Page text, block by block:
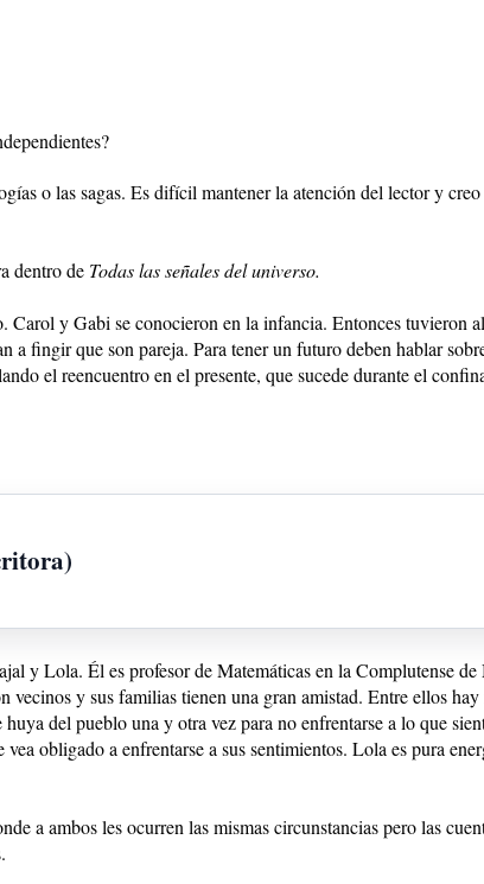
o las sagas. Es difícil mantener la atención del lector y
dentro de Todas las señales del universo.
Carol y Gabi se conocieron en la infancia. Entonces tuvieron
fingir que son pareja. Para tener un futuro deben hablar
el reencuentro en el presente, que sucede durante el
y Lola. Él es profesor de Matemáticas en la Complutense
y sus familias tienen una gran amistad. Entre ellos
del pueblo una y otra vez para no enfrentarse a lo que
obligado a enfrentarse a sus sentimientos. Lola es pura
a ambos les ocurren las mismas circunstancias pero las